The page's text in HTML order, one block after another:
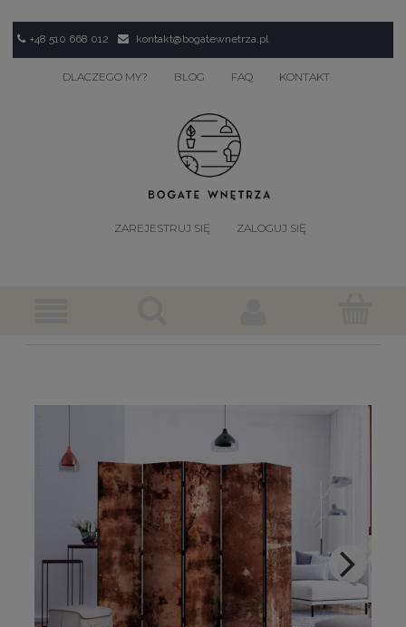
+48 510 668 012 kontakt@bogatewnetrza.pl
DLACZEGO MY? BLOG FAQ KONTAKT
ZAREJESTRUJ SIĘ ZALOGUJ SIĘ